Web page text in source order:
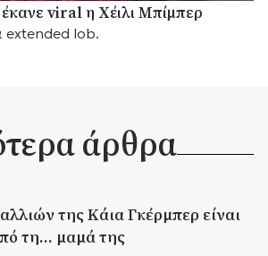
viral η Χέιλι Μπίμπερ
extended lob.
άρθρα
της Κάια Γκέρμπερ είναι
τη… μαμά της